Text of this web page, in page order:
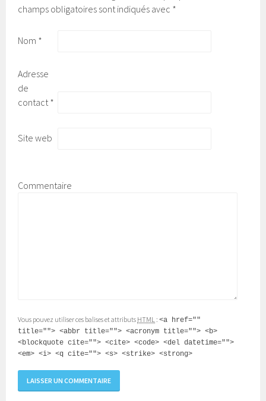
champs obligatoires sont indiqués avec *
Nom *
Adresse
de
contact *
Site web
Commentaire
Vous pouvez utiliser ces balises et attributs HTML :<a href=""
title=""> <abbr title=""> <acronym title=""> <b>
<blockquote cite=""> <cite> <code> <del datetime="">
<em> <i> <q cite=""> <s> <strike> <strong>